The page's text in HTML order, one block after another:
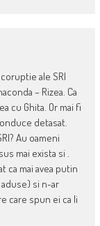
ale SRI
– Rizea. Ca
cu Ghita. Or mai fi
detasat.
Au oameni
mai exista si .
ca mai avea putin
si n-ar
care spun ei ca li